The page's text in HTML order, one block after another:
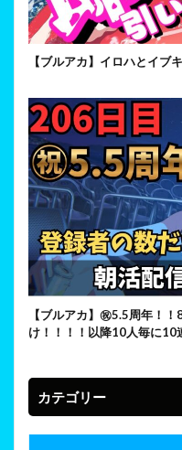
【ブルアカ】イロハとイブ
【ブルアカ】㊗5.5周年！
け！！！！以降10人毎に10
カテゴリー